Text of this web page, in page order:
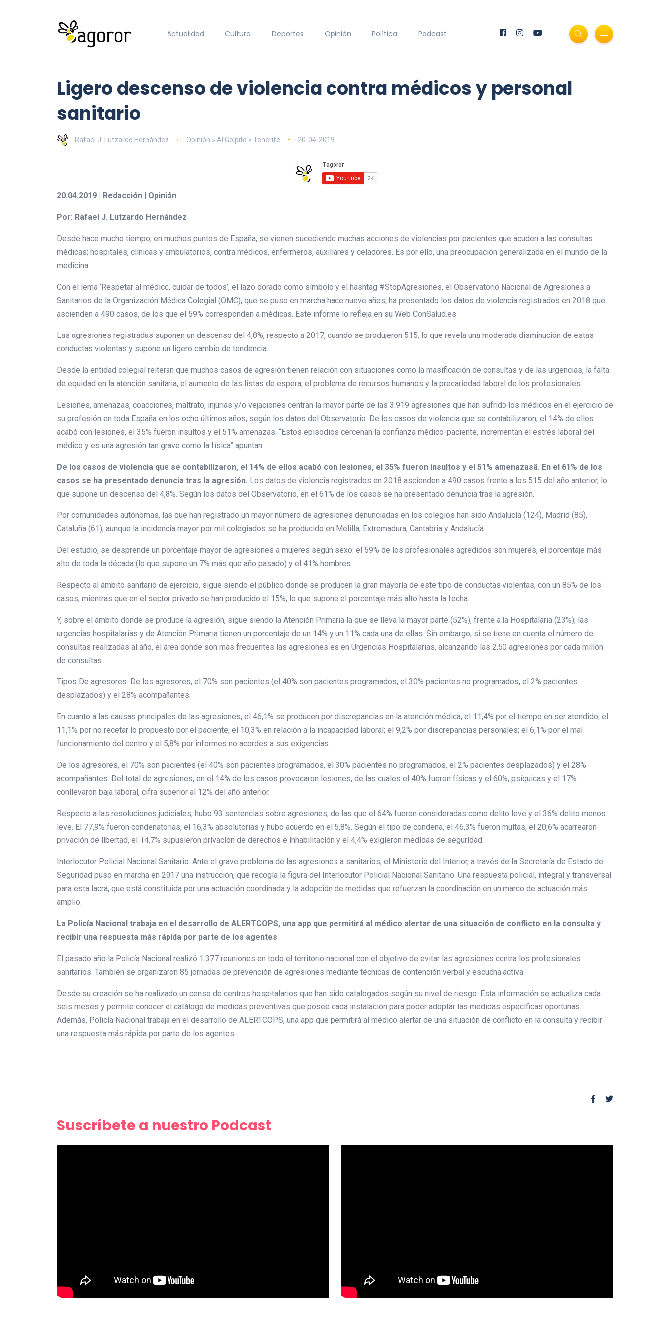
Actualidad Cultura Deportes Opinión Política Podcast
Ligero descenso de violencia contra médicos y personal
sanitario
Rafael J. Lutzardo Hernández Opinión » Al Golpito » Tenerife 20-04-2019
20.04.2019 | Redacción | Opinión
Por: Rafael J. Lutzardo Hernández
Desde hace mucho tiempo, en muchos puntos de España, se vienen sucediendo muchas acciones de violencias por pacientes que acuden a las consultas
médicas; hospitales, clínicas y ambulatorios, contra médicos, enfermeros, auxiliares y celadores. Es por ello, una preocupación generalizada en el mundo de la
medicina.
Con el lema ‘Respetar al médico, cuidar de todos’, el lazo dorado como símbolo y el hashtag #StopAgresiones, el Observatorio Nacional de Agresiones a
Sanitarios de la Organización Médica Colegial (OMC), que se puso en marcha hace nueve años, ha presentado los datos de violencia registrados en 2018 que
ascienden a 490 casos, de los que el 59% corresponden a médicas. Este informe lo refleja en su Web ConSalud.es
Las agresiones registradas suponen un descenso del 4,8%, respecto a 2017, cuando se produjeron 515, lo que revela una moderada disminución de estas
conductas violentas y supone un ligero cambio de tendencia.
Desde la entidad colegial reiteran que muchos casos de agresión tienen relación con situaciones como la masificación de consultas y de las urgencias, la falta
de equidad en la atención sanitaria, el aumento de las listas de espera, el problema de recursos humanos y la precariedad laboral de los profesionales.
Lesiones, amenazas, coacciones, maltrato, injurias y/o vejaciones centran la mayor parte de las 3.919 agresiones que han sufrido los médicos en el ejercicio de
su profesión en toda España en los ocho últimos años, según los datos del Observatorio. De los casos de violencia que se contabilizaron, el 14% de ellos
acabó con lesiones, el 35% fueron insultos y el 51% amenazas. “Estos episodios cercenan la confianza médico-paciente, incrementan el estrés laboral del
médico y es una agresión tan grave como la física” apuntan.
De los casos de violencia que se contabilizaron, el 14% de ellos acabó con lesiones, el 35% fueron insultos y el 51% amenazasâ. En el 61% de los
casos se ha presentado denuncia tras la agresión. Los datos de violencia registrados en 2018 ascienden a 490 casos frente a los 515 del año anterior, lo
que supone un descenso del 4,8%. Según los datos del Observatorio, en el 61% de los casos se ha presentado denuncia tras la agresión.
Por comunidades autónomas, las que han registrado un mayor número de agresiones denunciadas en los colegios han sido Andalucía (124), Madrid (85),
Cataluña (61), aunque la incidencia mayor por mil colegiados se ha producido en Melilla, Extremadura, Cantabria y Andalucía.
Del estudio, se desprende un porcentaje mayor de agresiones a mujeres según sexo: el 59% de los profesionales agredidos son mujeres, el porcentaje más
alto de toda la década (lo que supone un 7% más que año pasado) y el 41% hombres.
Respecto al ámbito sanitario de ejercicio, sigue siendo el público donde se producen la gran mayoría de este tipo de conductas violentas, con un 85% de los
casos, mientras que en el sector privado se han producido el 15%, lo que supone el porcentaje más alto hasta la fecha.
Y, sobre el ámbito donde se produce la agresión, sigue siendo la Atención Primaria la que se lleva la mayor parte (52%), frente a la Hospitalaria (23%); las
urgencias hospitalarias y de Atención Primaria tienen un porcentaje de un 14% y un 11% cada una de ellas. Sin embargo, si se tiene en cuenta el número de
consultas realizadas al año, el área donde son más frecuentes las agresiones es en Urgencias Hospitalarias, alcanzando las 2,50 agresiones por cada millón
de consultas
Tipos De agresores. De los agresores, el 70% son pacientes (el 40% son pacientes programados, el 30% pacientes no programados, el 2% pacientes
desplazados) y el 28% acompañantes.
En cuanto a las causas principales de las agresiones, el 46,1% se producen por discrepancias en la atención médica; el 11,4% por el tiempo en ser atendido; el
11,1% por no recetar lo propuesto por el paciente; el 10,3% en relación a la incapacidad laboral; el 9,2% por discrepancias personales; el 6,1% por el mal
funcionamiento del centro y el 5,8% por informes no acordes a sus exigencias.
De los agresores, el 70% son pacientes (el 40% son pacientes programados, el 30% pacientes no programados, el 2% pacientes desplazados) y el 28%
acompañantes. Del total de agresiones, en el 14% de los casos provocaron lesiones, de las cuales el 40% fueron físicas y el 60%, psíquicas y el 17%
conllevaron baja laboral, cifra superior al 12% del año anterior.
Respecto a las resoluciones judiciales, hubo 93 sentencias sobre agresiones, de las que el 64% fueron consideradas como delito leve y el 36% delito menos
leve. El 77,9% fueron condenatorias, el 16,3% absolutorias y hubo acuerdo en el 5,8%. Según el tipo de condena, el 46,3% fueron multas, el 20,6% acarrearon
privación de libertad, el 14,7% supusieron privación de derechos e inhabilitación y el 4,4% exigieron medidas de seguridad.
Interlocutor Policial Nacional Sanitario. Ante el grave problema de las agresiones a sanitarios, el Ministerio del Interior, a través de la Secretaría de Estado de
Seguridad puso en marcha en 2017 una instrucción, que recogía la figura del Interlocutor Policial Nacional Sanitario. Una respuesta policial, integral y transversal
para esta lacra, que está constituida por una actuación coordinada y la adopción de medidas que refuerzan la coordinación en un marco de actuación más
amplio.
La Policía Nacional trabaja en el desarrollo de ALERTCOPS, una app que permitirá al médico alertar de una situación de conflicto en la consulta y
recibir una respuesta más rápida por parte de los agentes
El pasado año la Policía Nacional realizó 1.377 reuniones en todo el territorio nacional con el objetivo de evitar las agresiones contra los profesionales
sanitarios. También se organizaron 85 jornadas de prevención de agresiones mediante técnicas de contención verbal y escucha activa.
Desde su creación se ha realizado un censo de centros hospitalarios que han sido catalogados según su nivel de riesgo. Esta información se actualiza cada
seis meses y permite conocer el catálogo de medidas preventivas que posee cada instalación para poder adoptar las medidas específicas oportunas.
Además, Policía Nacional trabaja en el desarrollo de ALERTCOPS, una app que permitirá al médico alertar de una situación de conflicto en la consulta y recibir
una respuesta más rápida por parte de los agentes.
Suscríbete a nuestro Podcast